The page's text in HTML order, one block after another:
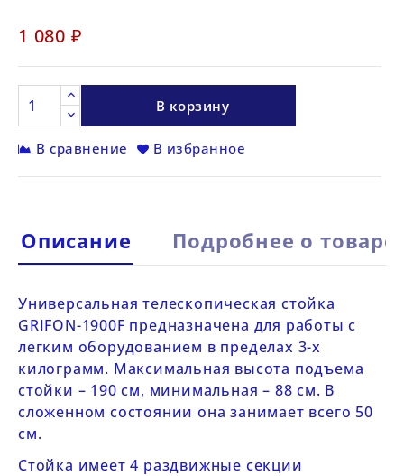
1 080 ₽
В корзину
В сравнение В избранное
Описание Подробнее о товаре
Универсальная телескопическая стойка
GRIFON-1900F предназначена для работы с
легким оборудованием в пределах 3-х
килограмм. Максимальная высота подъема
стойки – 190 см, минимальная – 88 см. В
сложенном состоянии она занимает всего 50
см.
Стойка имеет 4 раздвижные секции